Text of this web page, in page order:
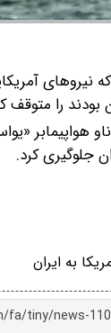
نیروهای
دریایی آمریکا که
جلوگیری کرد.
به ایران